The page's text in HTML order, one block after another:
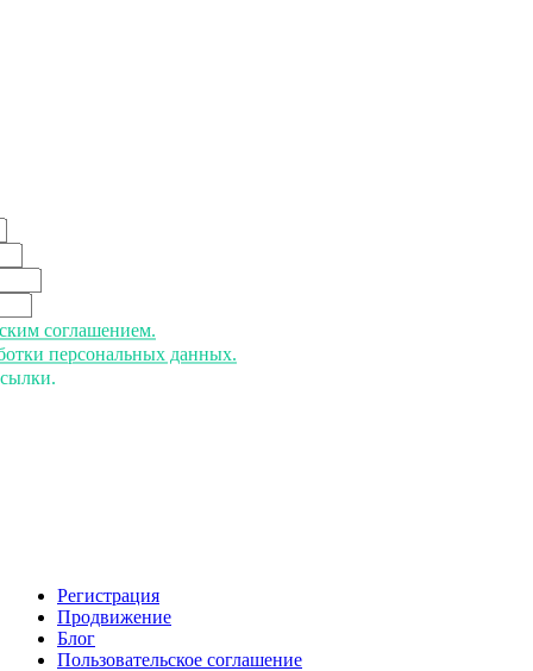
соглашением.
персональных данных.
Регистрация
Продвижение
Блог
Пользовательское соглашение